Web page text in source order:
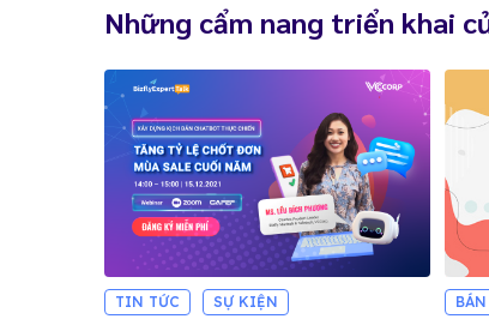
Những cẩm nang triển khai
TIN TỨC SỰ KIỆN